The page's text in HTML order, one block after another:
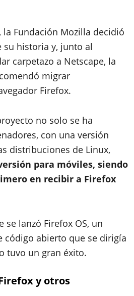
la Fundación Mozilla decidió
su historia y, junto al
carpetazo a Netscape, la
migrar
Firefox.
no solo se ha
con una versión
distribuciones de Linux,
para móviles, siendo
en recibir a Firefox
se lanzó Firefox OS, un
código abierto que se dirigía
tuvo un gran éxito.
y otros